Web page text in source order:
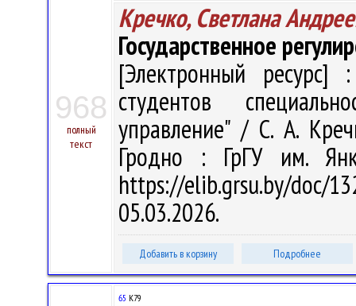
968
полный
текст
Кречко, Светлана
Государственное
[Электронный ресурс]
студентов
управление" / С. А.
Гродно : ГрГУ им.
https://elib.grsu.by/doc/
05.03.2026.
Добавить в корзину Подробнее
65 К79